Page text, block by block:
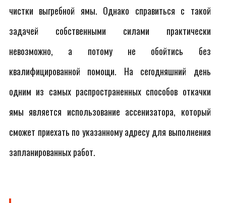
чистки выгребной ямы. Однако справиться с такой
задачей собственными силами практически
невозможно, а потому не обойтись без
квалифицированной помощи. На сегодняшний день
одним из самых распространенных способов откачки
ямы является использование ассенизатора, который
сможет приехать по указанному адресу для выполнения
запланированных работ.